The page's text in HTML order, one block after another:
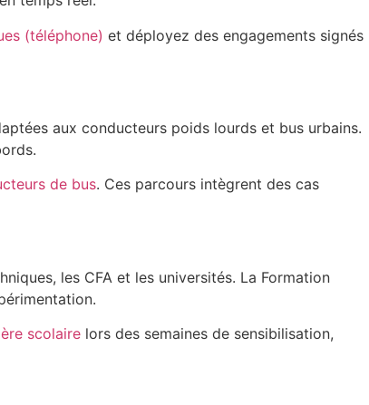
(téléphone) et déployez des engagements signés
aux conducteurs poids lourds et bus urbains.
de bus. Ces parcours intègrent des cas
les CFA et les universités. La Formation
scolaire lors des semaines de sensibilisation,